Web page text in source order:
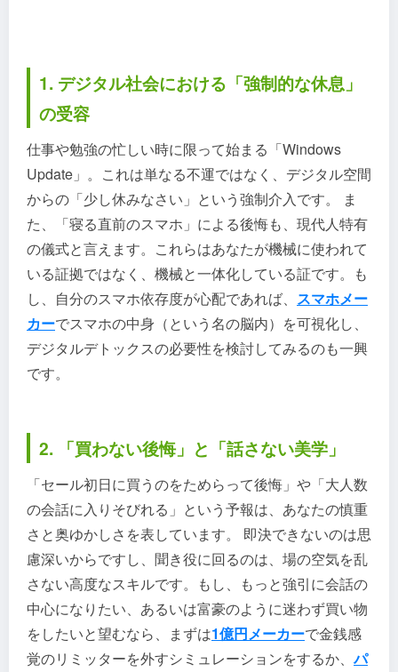
1. デジタル社会における「強制的な休息」
の受容
仕事や勉強の忙しい時に限って始まる「Windows
Update」。これは単なる不運ではなく、デジタル空間
からの「少し休みなさい」という強制介入です。 ま
た、「寝る直前のスマホ」による後悔も、現代人特有
の儀式と言えます。これらはあなたが機械に使われて
いる証拠ではなく、機械と一体化している証です。も
し、自分のスマホ依存度が心配であれば、 スマホメー
カーでスマホの中身（という名の脳内）を可視化し、
デジタルデトックスの必要性を検討してみるのも一興
です。
2. 「買わない後悔」と「話さない美学」
「セール初日に買うのをためらって後悔」や「大人数
の会話に入りそびれる」という予報は、あなたの慎重
さと奥ゆかしさを表しています。 即決できないのは思
慮深いからですし、聞き役に回るのは、場の空気を乱
さない高度なスキルです。もし、もっと強引に会話の
中心になりたい、あるいは富豪のように迷わず買い物
をしたいと望むなら、まずは1億円メーカーで金銭感
覚のリミッターを外すシミュレーションをするか、パ